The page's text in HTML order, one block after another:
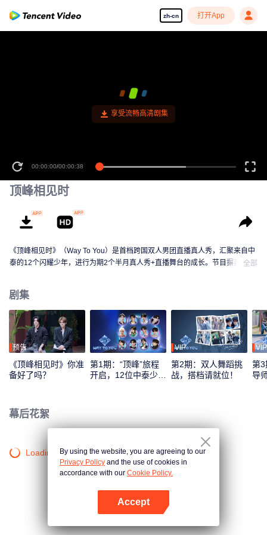
zh-cn 打开App
00:00:00/00:00:38
顶峰相见时
《顶峰相见时》（Way To You）是首档跨国双人男团直播真人秀，汇聚来自中
泰的12个闪耀少年，进行为期2个半月真人秀+直播舞台的成长。节目摒弃传统
将在全球舞台上闪耀出道。
全部
剧集
预告
《顶峰相见时》你准
备好了吗？
第1期：“顶峰”旅程
开启，12位中泰少年
VIP
第2期：双人舞蹈挑
战，搭档请就位！
VIP
第3
导
幕后花絮
Loading…By using the website, you are agreeing to our
Privacy Policy and the use of cookies in
accordance with our Cookie Policy.
Accept